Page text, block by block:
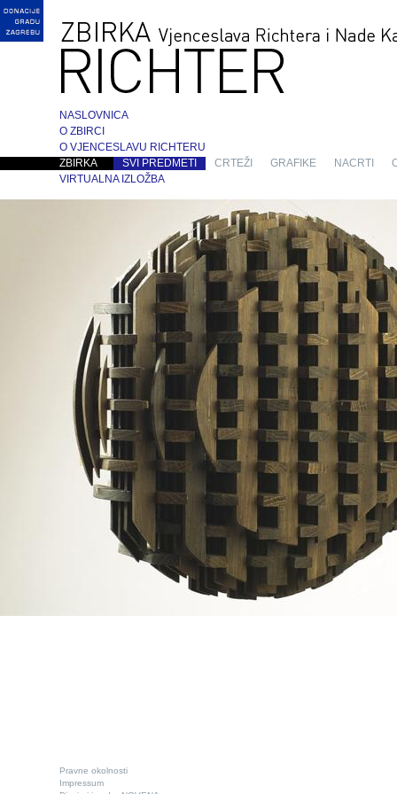
NASLOVNICA
O ZBIRCI
O VJENCESLAVU RICHTERU
ZBIRKA
SVI PREDMETI CRTEŽI GRAFIKE NACRTI
VIRTUALNA IZLOŽBA
Pravne okolnosti
Impressum